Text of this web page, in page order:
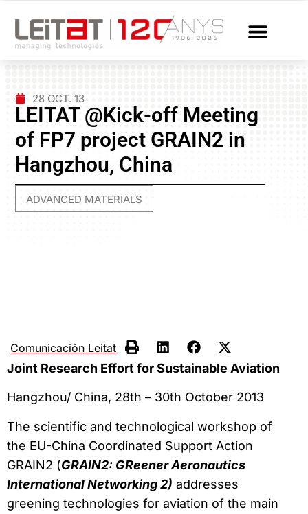
28 OCT. 13
LEITAT @Kick-off Meeting
of FP7 project GRAIN2 in
Hangzhou, China
ADVANCED MATERIALS
Comunicación Leitat
Joint Research Effort for Sustainable Aviation
Hangzhou/ China, 28th – 30th October 2013
The scientific and technological workshop of
the EU-China Coordinated Support Action
GRAIN2 (GRAIN2: GReener Aeronautics
International Networking 2) addresses
greening technologies for aviation of the main